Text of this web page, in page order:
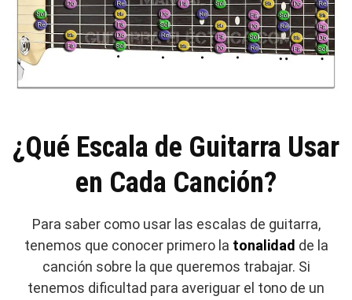
¿Qué Escala de Guitarra Usar
en Cada Canción?
Para saber como usar las escalas de guitarra,
tenemos que conocer primero la tonalidad de la
canción sobre la que queremos trabajar. Si
tenemos dificultad para averiguar el tono de un